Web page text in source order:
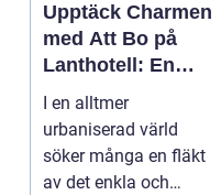
Upptäck Charmen
med Att Bo på
Lanthotell: En
Unik Upplevelse
på Smålandstorpet
I en alltmer
urbaniserad värld
söker många en fläkt
av det enkla och